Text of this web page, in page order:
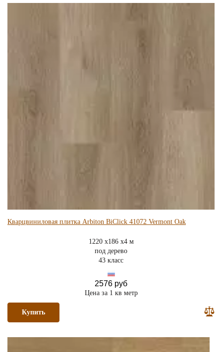
Кварцвиниловая плитка Arbiton BiClick 41072 Vermont Oak
1220 x186 x4 м
под дерево
43 класс
2576 руб
Цена за 1 кв метр
Купить